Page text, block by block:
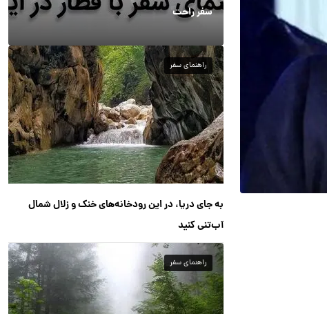
سفر راحت
راهنمای سفر
به جای دریا، در این رودخانه‌های خنک و زلال شمال
آب‌تنی کنید
راهنمای سفر